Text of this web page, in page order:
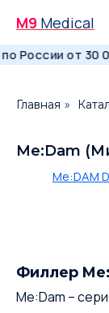
M9 Medical
России от 30
Главная »
Me:Dam
Me:DAM
Филлер
Me:Dam –